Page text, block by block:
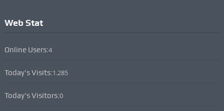
Web Stat
Online Users:4
Today's Visits:1.285
Today's Visitors:0